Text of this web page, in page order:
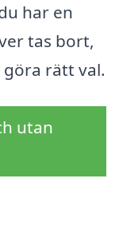
har en
tas bort,
rätt val.
utan